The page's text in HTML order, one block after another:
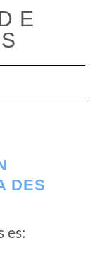
navegación
DES
es: